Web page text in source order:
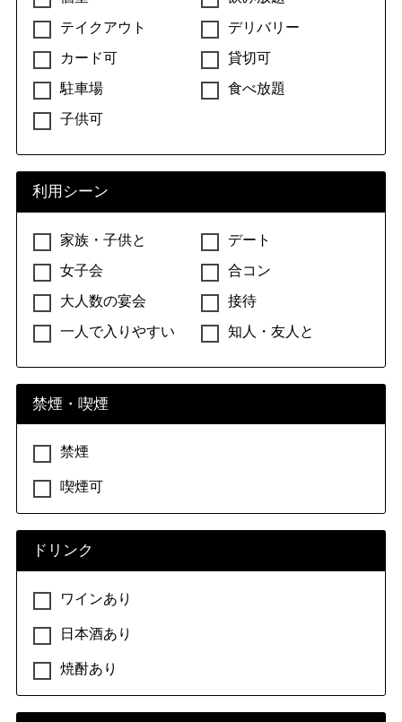
テイクアウト
デリバリー
カード可
貸切可
駐車場
食べ放題
子供可
利用シーン
家族・子供と
デート
女子会
合コン
大人数の宴会
接待
一人で入りやすい
知人・友人と
禁煙・喫煙
禁煙
喫煙可
ドリンク
ワインあり
日本酒あり
焼酎あり